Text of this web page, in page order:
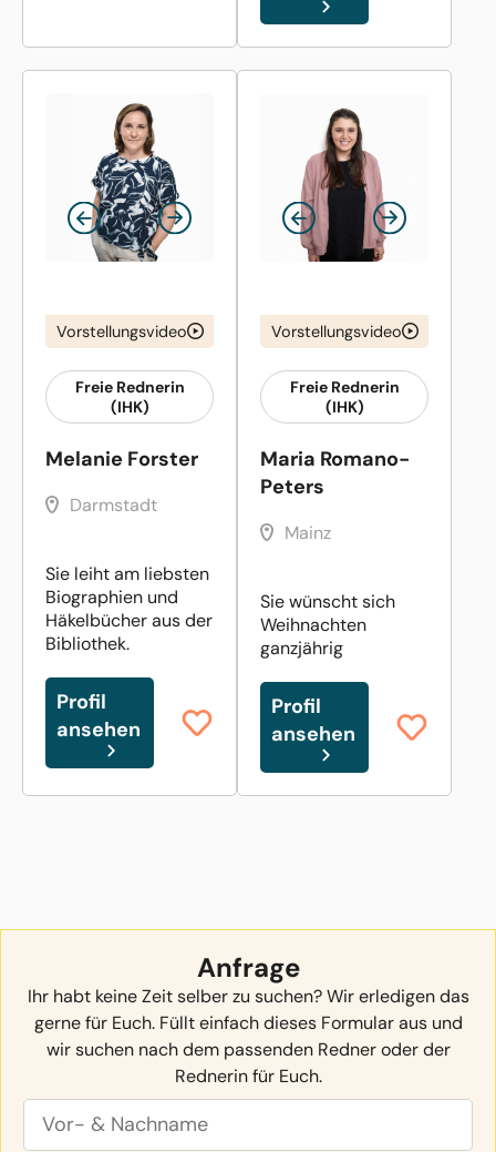
Vorstellungsvideo
Freie Rednerin
(IHK)
Melanie Forster
Darmstadt
Sie leiht am liebsten
Biographien und
Häkelbücher aus der
Bibliothek.
Profil
ansehen
Vorstellungsvideo
Freie Rednerin
(IHK)
Maria Romano-
Peters
Mainz
Sie wünscht sich
Weihnachten
ganzjährig
Profil
ansehen
Anfrage
Ihr habt keine Zeit selber zu suchen? Wir erledigen das
gerne für Euch. Füllt einfach dieses Formular aus und
wir suchen nach dem passenden Redner oder der
Rednerin für Euch.